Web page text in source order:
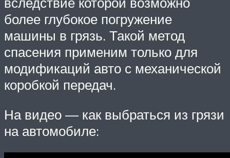
более глубокое погружение
машины в грязь. Такой метод
спасения применим только для
модификаций авто с механической
коробкой передач.
На видео — как выбраться из грязи
на автомобиле: